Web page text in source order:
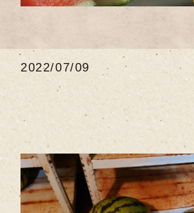
2022/07/09